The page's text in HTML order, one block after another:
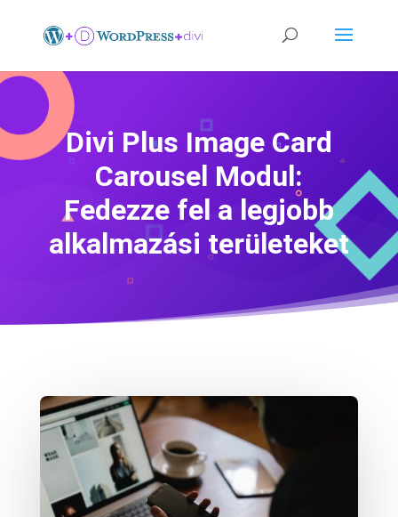
Divi Plus Image Card
Carousel Modul:
Fedezze fel a legjobb
alkalmazási területeket